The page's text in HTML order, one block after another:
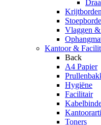
Krijtborden
Vlaggen
Kantoor &
Back
A4 Papier
Hygiëne
Facilitair
Toners